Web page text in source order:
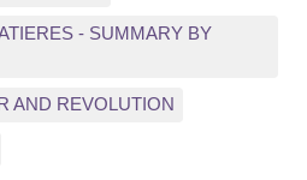
- SUMMARY BY
AND REVOLUTION